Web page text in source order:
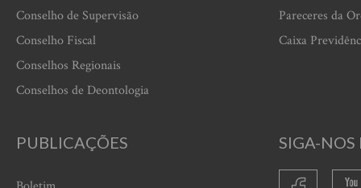
Conselho de Supervisão
Conselho Fiscal
Conselhos Regionais
Conselhos de Deontologia
Pareceres da
Caixa
PUBLICAÇÕES SIGA-NOS